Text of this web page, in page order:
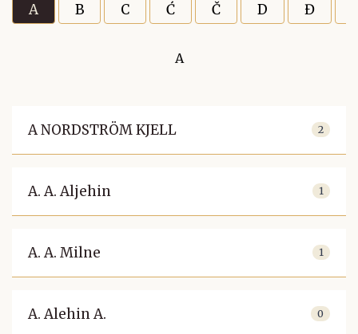
A B C Ć Č D Đ
A
A NORDSTRÖM KJELL 2
A. A. Aljehin 1
A. A. Milne 1
A. Alehin A. 0